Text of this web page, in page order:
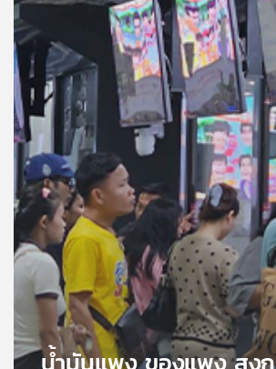
เกี่ยว
กับ
เรา
เครือ
ข่าย
วิทยุ
ไทย
พี
บี
เอส
แผนที่